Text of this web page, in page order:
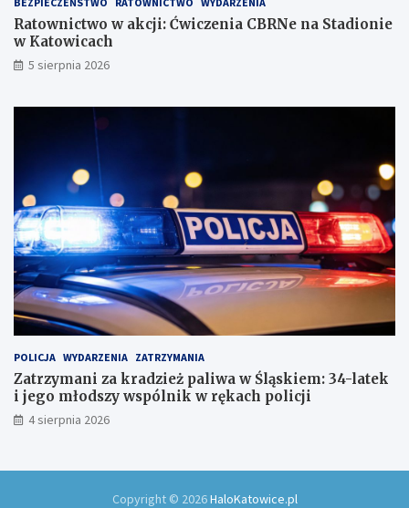
Ratownictwo w akcji: Ćwiczenia CBRNe na Stadionie
w Katowicach
5 sierpnia 2026
POLICJA WYDARZENIA ZATRZYMANIA
Zatrzymani za kradzież paliwa w Śląskiem: 34-latek
i jego młodszy wspólnik w rękach policji
4 sierpnia 2026
Copyright © 2026HaloKatowice.pl